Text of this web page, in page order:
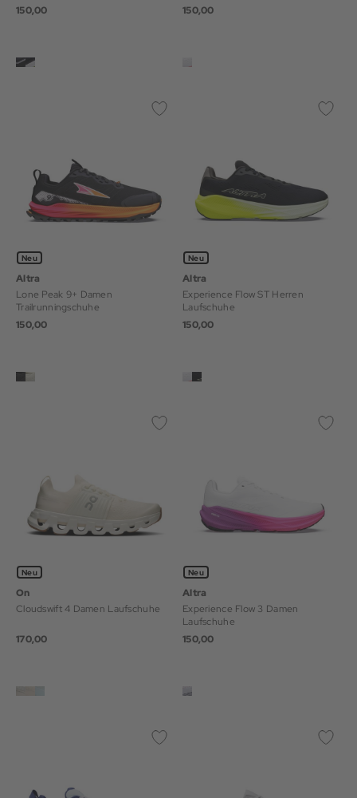
150,00
150,00
Neu
Altra
Lone Peak 9+ Damen
Trailrunningschuhe
150,00
Neu
Altra
Experience Flow ST Herren
Laufschuhe
150,00
Neu
On
Cloudswift 4 Damen Laufschuhe
170,00
Neu
Altra
Experience Flow 3 Damen
Laufschuhe
150,00